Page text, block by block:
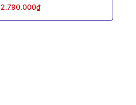
ELITE WH WH (MÀU TRẮNG)
2.790.000₫